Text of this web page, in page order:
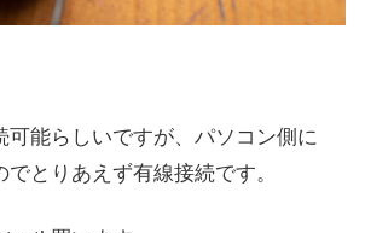
可能らしいですが、パソコン側に
とりあえず有線接続です。